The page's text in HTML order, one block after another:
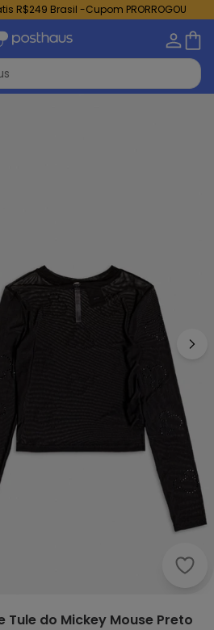
R$249 Brasil -Cupom PRORROGOU
Tule do Mickey Mouse Preto